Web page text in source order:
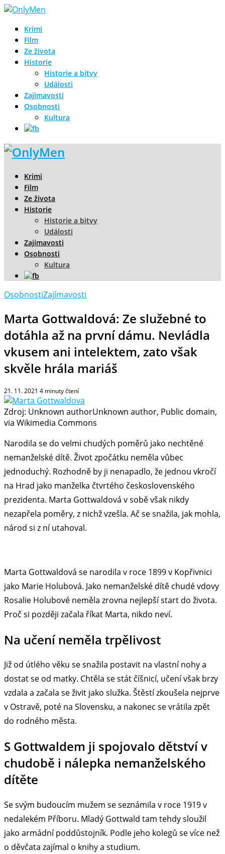
Krimi
Film
Ze života
Historie
Historie a bitvy
Události
Zajímavosti
Osobnosti
Kultura
Krimi
Film
Ze života
Historie
Historie a bitvy
Události
Zajímavosti
Osobnosti
Kultura
OsobnostiZajímavosti
Marta Gottwaldová: Ze služebné to
dotáhla až na první dámu. Nevládla
vkusem ani intelektem, zato však
skvěle hrála mariáš
21. 11. 2021 4 minuty čtení
Zdroj: Unknown authorUnknown author, Public domain,
via Wikimedia Commons
Narodila se do velmi chudých poměrů jako nechtěné
nemanželské dítě. Život zpočátku neměla vůbec
jednoduchý. Rozhodně by ji nenapadlo, že jednou vkročí
na Hrad jako manželka čtvrtého československého
prezidenta. Marta Gottwaldová v sobě však nikdy
nezapřela poměry, z nichž vzešla. Ač se snažila, jak mohla,
národ si z ní utahoval.
Marta Gottwaldová se narodila v roce 1899 v Kopřivnici
jako Marie Holubová. Jako nemanželské dítě chudé vdovy
Rosalie Holubové neměla zrovna nejlepší start do života.
Proč si později začala říkat Marta, nikdo neví.
Na učení neměla trpělivost
Již od útlého věku se snažila postavit na vlastní nohy a
dostat se od matky. Chtěla se stát číšnicí, učení však brzy
vzdala a začala se živit jako služka. Štěstí zkoušela nejprve
v Ostravě, poté na Slovensku, a nakonec se vrátila zpět
do rodného města.
S Gottwaldem ji spojovalo dětství v
chudobě i nálepka nemanželského
dítěte
Se svým budoucím mužem se seznámila v roce 1919 v
nedalekém Příboru. Mladý Gottwald tam tehdy sloužil
jako armádní poddůstojník. Podle jeho kolegů se více než
o děvčata zajímal o knihy a studium.